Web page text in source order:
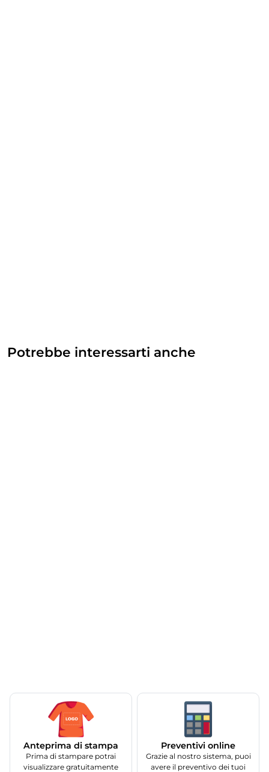
Potrebbe interessarti anche
Anteprima di stampa
Prima di stampare potrai
visualizzare gratuitamente
Preventivi online
Grazie al nostro sistema, puoi
avere il preventivo dei tuoi